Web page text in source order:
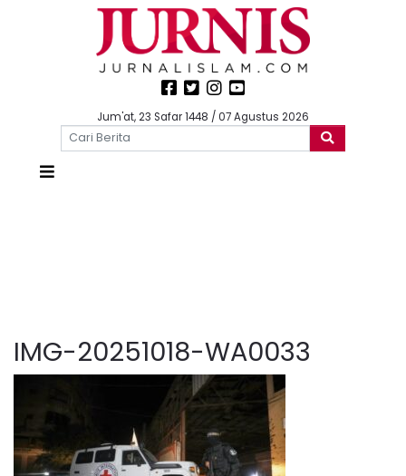
Jum'at, 23 Safar 1448 / 07 Agustus 2026
IMG-20251018-WA0033